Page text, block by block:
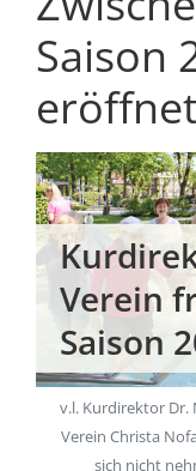
Saison
eröffnet
Verein
Saison
v.l. Kurdirektor Dr.
Verein Christa
sich nicht